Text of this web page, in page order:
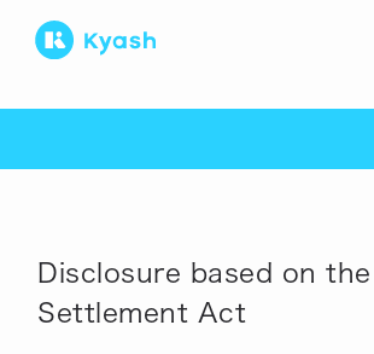
Disclosure based on
Settlement Act